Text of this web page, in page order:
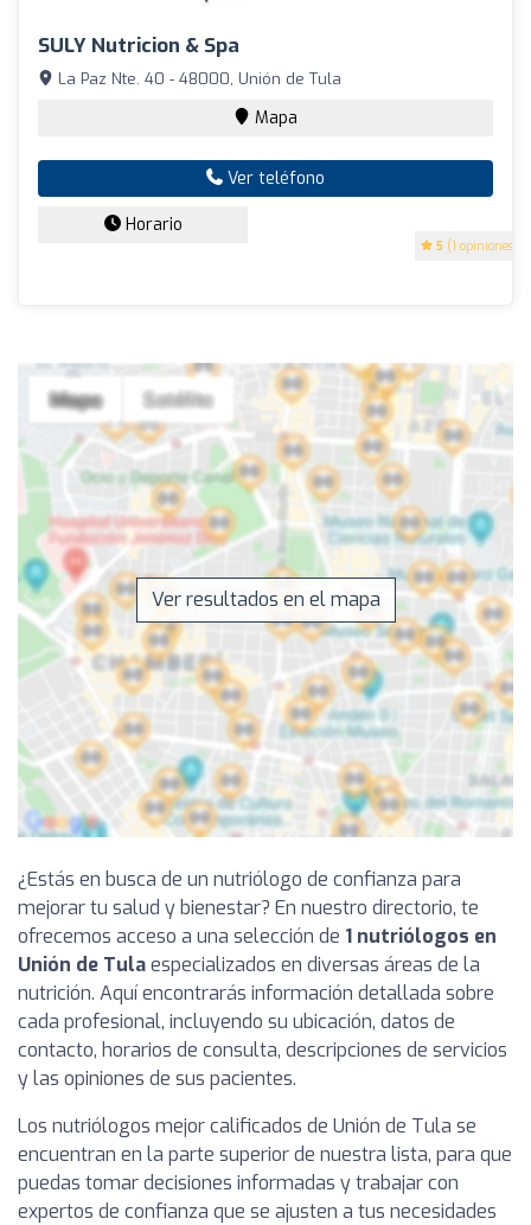
SULY Nutricion & Spa
5 (1 opiniones)
La Paz Nte. 40 - 48000, Unión de Tula
Mapa
Ver teléfono
Horario
Ver resultados en el mapa
¿Estás en busca de un nutriólogo de confianza para
mejorar tu salud y bienestar? En nuestro directorio, te
ofrecemos acceso a una selección de 1 nutriólogos en
Unión de Tulaespecializados en diversas áreas de la
nutrición. Aquí encontrarás información detallada sobre
cada profesional, incluyendo su ubicación, datos de
contacto, horarios de consulta, descripciones de servicios
y las opiniones de sus pacientes.
Los nutriólogos mejor calificados de Unión de Tula se
encuentran en la parte superior de nuestra lista, para que
puedas tomar decisiones informadas y trabajar con
expertos de confianza que se ajusten a tus necesidades